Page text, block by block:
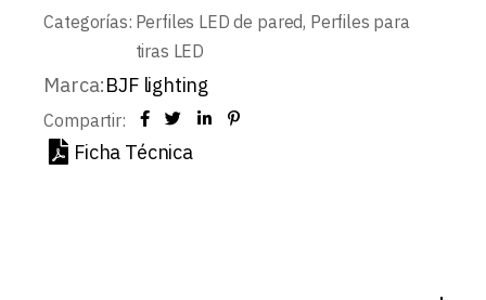
Categorías: Perfiles LED de pared, Perfiles para
tiras LED
Marca:BJF lighting
Compartir:
Ficha Técnica